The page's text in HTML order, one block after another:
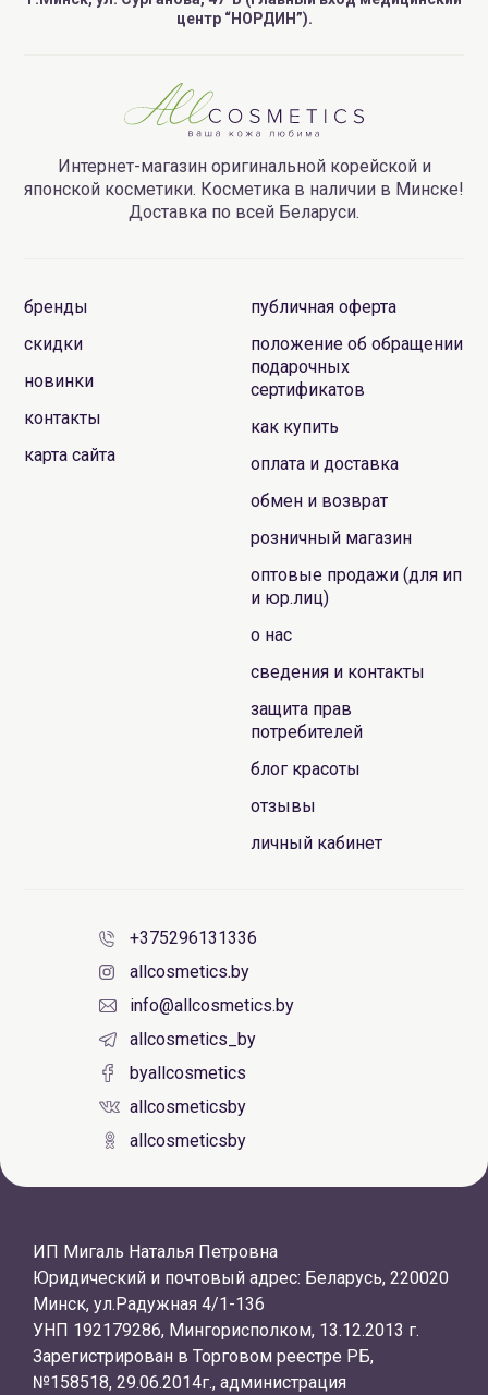
центр “НОРДИН”).
Интернет-магазин оригинальной корейской и
японской косметики. Косметика в наличии в Минске!
Доставка по всей Беларуси.
бренды
скидки
новинки
контакты
карта сайта
публичная оферта
положение об обращении
подарочных
сертификатов
как купить
оплата и доставка
обмен и возврат
розничный магазин
оптовые продажи (для ип
и юр.лиц)
о нас
сведения и контакты
защита прав
потребителей
блог красоты
отзывы
личный кабинет
+375296131336
allcosmetics.by
info@allcosmetics.by
allcosmetics_by
byallcosmetics
allcosmeticsby
allcosmeticsby
ИП Мигаль Наталья Петровна
Юридический и почтовый адрес: Беларусь, 220020
Минск, ул.Радужная 4/1-136
УНП 192179286, Мингорисполком, 13.12.2013 г.
Зарегистрирован в Торговом реестре РБ,
№158518, 29.06.2014г., администрация